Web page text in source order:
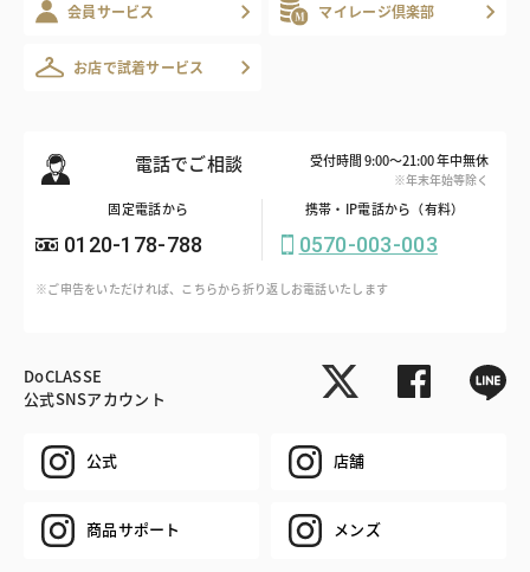
会員サービス マイレージ倶楽部
お店で試着サービス
電話でご相談 受付時間 9:00～21:00 年中無休
※年末年始等除く
固定電話から
0120-178-788
携帯・IP電話から（有料）
0570-003-003
※ご申告をいただければ、こちらから折り返しお電話いたします
DoCLASSE
公式SNSアカウント
公式 店舗
商品サポート メンズ